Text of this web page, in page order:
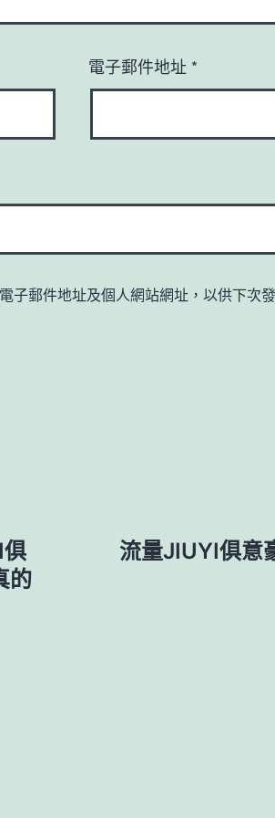
電子郵件地址 *
子郵件地址及個人網站網址，以供下次
俱
的
流量JIUYI俱意